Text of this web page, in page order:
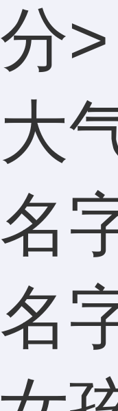
分
大
名
名